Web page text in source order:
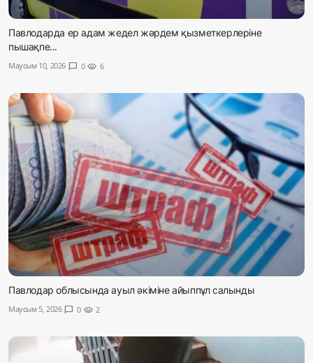
Павлодарда ер адам жедел жәрдем қызметкерлеріне
пышақпе...
Маусым 10, 2026 chat_bubble 0 visibility 6
Павлодар облысында ауыл әкіміне айыппұл салынды
Маусым 5, 2026 chat_bubble 0 visibility 2